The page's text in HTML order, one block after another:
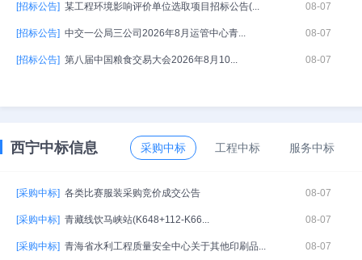
[招标公告] 某工程环境影响评价单位选取项目招标公告(... 08-07
[招标公告] 中交一公局三公司2026年8月运管中心青... 08-07
[招标公告] 第八届中国粮食交易大会2026年8月10... 08-07
西宁中标信息 采购中标 工程中标 服务中标
[采购中标] 各类比赛服装采购竞价成交公告 08-07
[采购中标] 青藏线饮马峡站(K648+112-K66... 08-07
[采购中标] 青海省水利工程质量安全中心关于其他印刷品... 08-07